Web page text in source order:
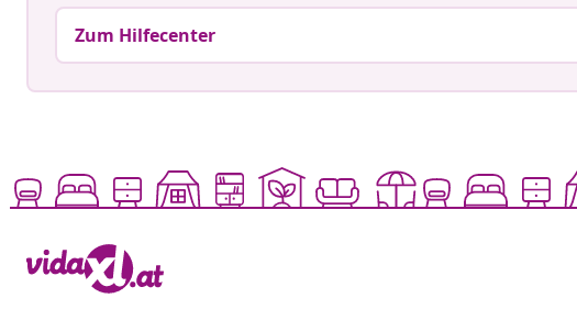
Zum Hilfecenter